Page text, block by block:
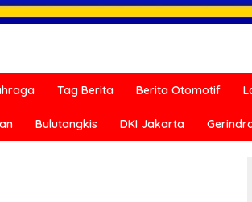
Tag Berita Berita Otomotif
Bulutangkis DKI Jakarta